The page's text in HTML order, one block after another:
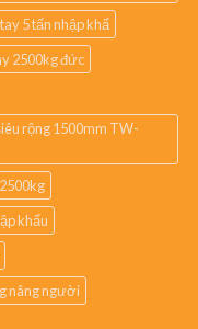
5 tấn nhập khẩ
2500kg đức
rộng 1500mm TW-
khẩu
nâng người